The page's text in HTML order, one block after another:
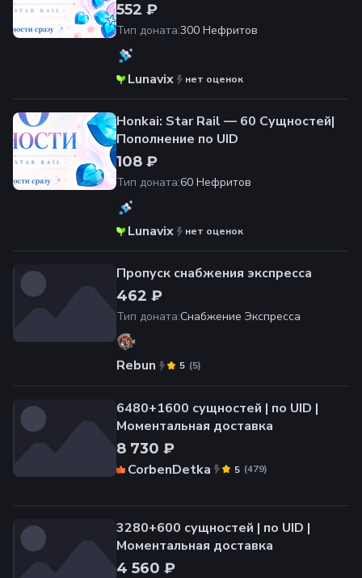
552 ₽
Тип доната:300 Нефритов
Lunavix нет оценок
Honkai: Star Rail — 60 Cущностей|
Пополнение по UID
108 ₽
Тип доната:60 Нефритов
Lunavix нет оценок
Пропуcк снабжения экспресса
462 ₽
Тип доната:Снабжение Экспресса
Rebun (5)
5
6480+1600 сущностей | по UID |
Моментальная доставка
8 730 ₽
CorbenDetka
(479)
5
3280+600 сущностей | по UID |
Моментальная доставка
4 560 ₽